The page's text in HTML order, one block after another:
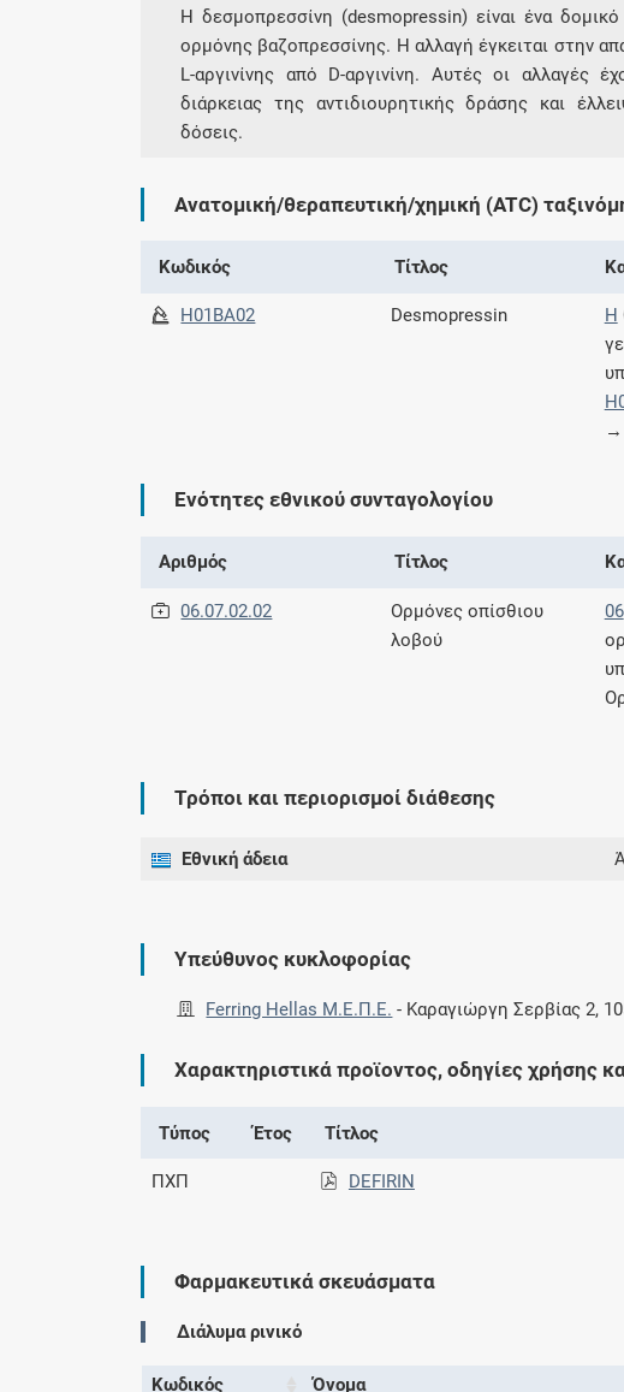
Βρείτε
Η δεσμοπρεσσίνη (desmopressin) είναι ένα
ορμόνης βαζοπρεσσίνης. Η αλλαγή έγκειται στην
L-αργινίνης από D-αργινίνη. Αυτές οι αλλαγές
διάρκειας της αντιδιουρητικής δράσης και
δόσεις.
Ανατομική/θεραπευτική/χημική (ATC)
Κωδικός Τίτλος
H01BA02 Desmopressin H
→
Ενότητες εθνικού συνταγολογίου
Αριθμός Τίτλος
06.07.02.02
Ορμόνες οπίσθιου
λοβού
06
Τρόποι και περιορισμοί διάθεσης
Εθνική άδεια
Υπεύθυνος κυκλοφορίας
Ferring Hellas Μ.Ε.Π.Ε. - Καραγιώργη Σερβίας 2,
Χαρακτηριστικά προϊοντος, οδηγίες χρήσης
Τύπος Έτος Τίτλος
ΠΧΠ DEFIRIN
Φαρμακευτικά σκευάσματα
Διάλυμα ρινικό
Κωδικός Όνομα